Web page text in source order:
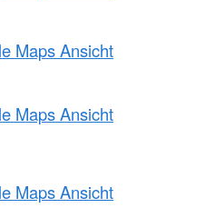
Maps Ansicht
Maps Ansicht
Maps Ansicht